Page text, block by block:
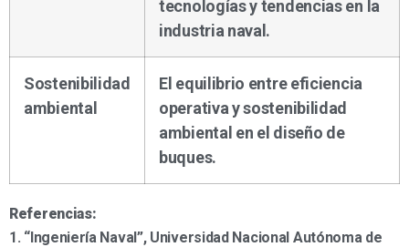
tecnologías y tendencias en la
industria naval.
Sostenibilidad
ambiental
El equilibrio entre eficiencia
operativa y sostenibilidad
ambiental en el diseño de
buques.
Referencias:
1. “Ingeniería Naval”, Universidad Nacional Autónoma de